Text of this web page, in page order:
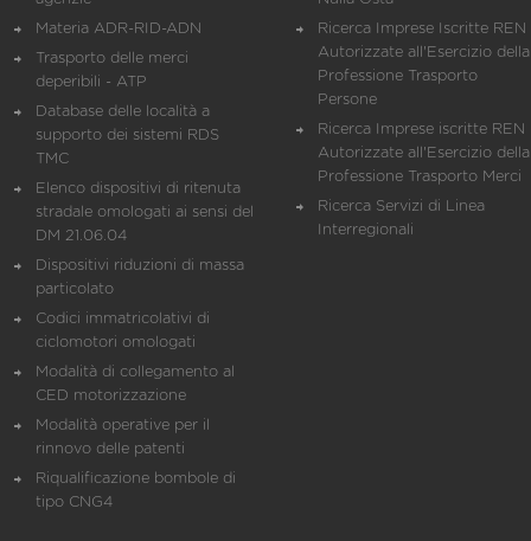
Materia ADR-RID-ADN
Trasporto delle merci
deperibili - ATP
Database delle località a
supporto dei sistemi RDS
TMC
Elenco dispositivi di ritenuta
stradale omologati ai sensi del
DM 21.06.04
Dispositivi riduzioni di massa
particolato
Codici immatricolativi di
ciclomotori omologati
Modalità di collegamento al
CED motorizzazione
Modalità operative per il
rinnovo delle patenti
Riqualificazione bombole di
tipo CNG4
Ricerca Imprese Iscritte REN
Autorizzate all'Esercizio della
Professione Trasporto
Persone
Ricerca Imprese iscritte REN
Autorizzate all'Esercizio della
Professione Trasporto Merci
Ricerca Servizi di Linea
Interregionali